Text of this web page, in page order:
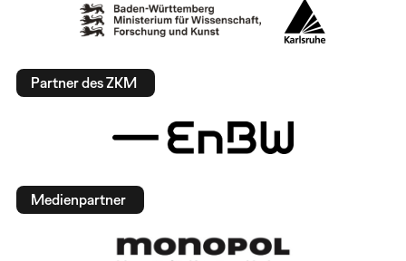
Partner des ZKM
Medienpartner